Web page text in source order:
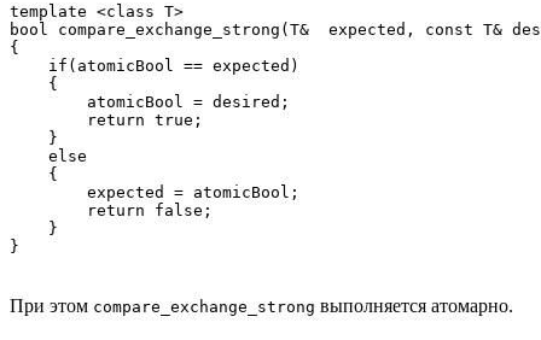
template <class T>
bool compare_exchange_strong(T&  expected, const T&
{
    if(atomicBool == expected)
    {
        atomicBool = desired;
        return true;
    }
    else
    {
        expected = atomicBool;
        return false;
    }
}
При этом compare_exchange_strong выполняется атомарно.